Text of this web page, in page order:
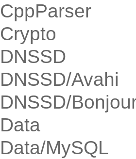
CppParser
Crypto
DNSSD
DNSSD/Avahi
DNSSD/
Data
Data/MySQL